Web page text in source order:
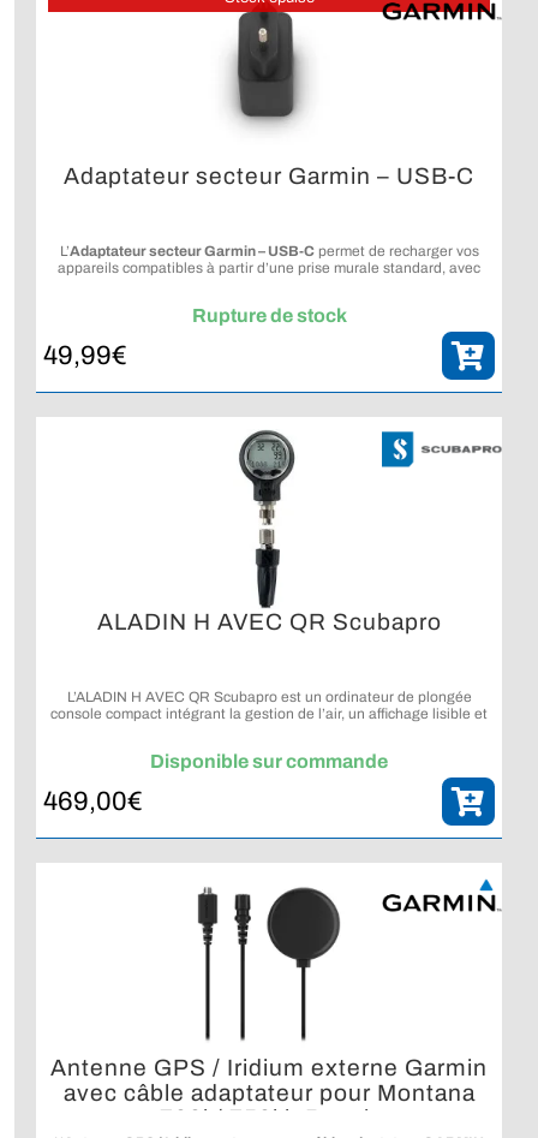
Adaptateur secteur Garmin – USB-C
L’Adaptateur secteur Garmin – USB-Cpermet de recharger vos
appareils compatibles à partir d’une prise murale standard, avec
Rupture de stock
49,99€
ALADIN H AVEC QR Scubapro
L’ALADIN H AVEC QR Scubapro est un ordinateur de plongée
console compact intégrant la gestion de l’air, un affichage lisible et
Disponible sur commande
469,00€
Antenne GPS / Iridium externe Garmin
avec câble adaptateur pour Montana
700i / 750i inReach